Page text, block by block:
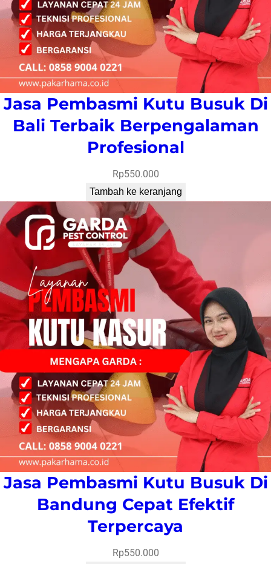
Jasa Pembasmi Kutu Busuk Di
Bali Terbaik Berpengalaman
Profesional
Rp550.000
Tambah ke keranjang
Jasa Pembasmi Kutu Busuk Di
Bandung Cepat Efektif
Terpercaya
Rp550.000